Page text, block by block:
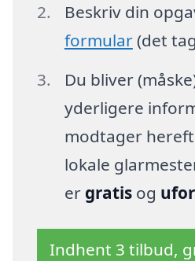
Beskriv din
formular(det
Du bliver
yderligere
modtager
lokale
er gratisog
Indhent 3 tilbud,